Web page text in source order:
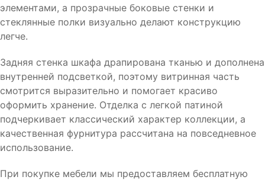
элементами, а прозрачные боковые стенки и
стеклянные полки визуально делают конструкцию
легче.
Задняя стенка шкафа драпирована тканью и дополнена
внутренней подсветкой, поэтому витринная часть
смотрится выразительно и помогает красиво
оформить хранение. Отделка с легкой патиной
подчеркивает классический характер коллекции, а
качественная фурнитура рассчитана на повседневное
использование.
При покупке мебели мы предоставляем бесплатную